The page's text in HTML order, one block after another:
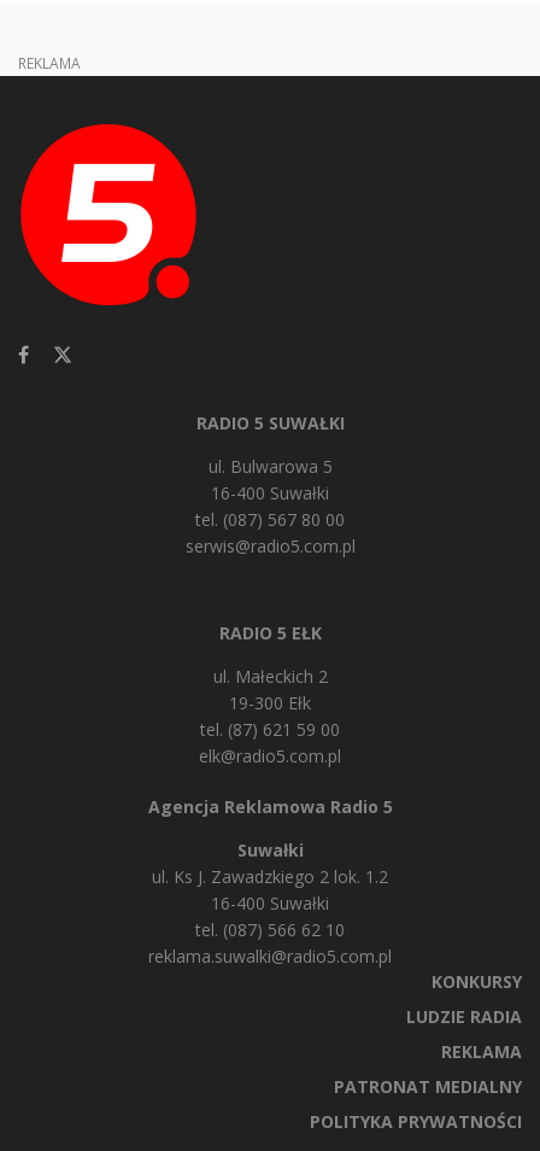
REKLAMA
RADIO 5 SUWAŁKI
ul. Bulwarowa 5
16-400 Suwałki
tel. (087) 567 80 00
serwis@radio5.com.pl
RADIO 5 EŁK
ul. Małeckich 2
19-300 Ełk
tel. (87) 621 59 00
elk@radio5.com.pl
Agencja Reklamowa Radio 5
Suwałki
ul. Ks J. Zawadzkiego 2 lok. 1.2
16-400 Suwałki
tel. (087) 566 62 10
reklama.suwalki@radio5.com.pl
KONKURSY
LUDZIE RADIA
REKLAMA
PATRONAT MEDIALNY
POLITYKA PRYWATNOŚCI